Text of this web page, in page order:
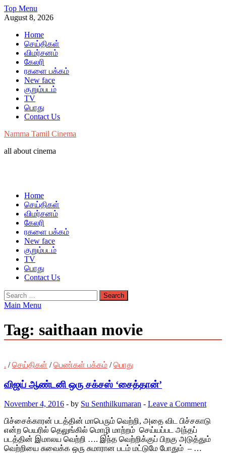
Skip
to
Top Menu
August 8, 2026
Home
செய்திகள்
விமர்சனம்
கேலரி
ரகளை பக்கம்
New face
குறும்படம்
TV
பொது
Contact Us
Namma Tamil Cinema
all about cinema
Home
செய்திகள்
விமர்சனம்
கேலரி
ரகளை பக்கம்
New face
குறும்படம்
TV
பொது
Contact Us
Search
for:
Main Menu
Tag: saithaan movie
. /செய்திகள் /பெண்கள் பக்கம் /பொது
விஜய் ஆண்டனி ஒரு சக்சஸ் ‘சைத்தான்’
November 4, 2016 - by Su Senthilkumaran - Leave a Comment
பிச்சைக்காரன் படத்தின் மாபெரும் வெற்றி, அதை விட பிச்சகாடு
என்ற பெயரில் தெலுங்கில் மொழி மாற்றம் செய்யப்பட அந்தப்
படத்தின் இமாலய வெற்றி …. இந்த வெற்றிக்குப் பிறகு அடுத்தும்
வெற்றியை சுவைக்க ஒரு சுமாரான படம் மட்டுமே போதும் – …